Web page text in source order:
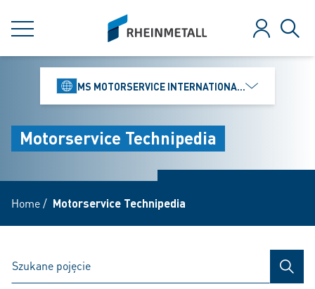
MENU
siteLogo
Zaloguj
MS MOTORSERVICE INTERNATIONAL GMBH
Motorservice Technipedia
Home/ Motorservice Technipedia